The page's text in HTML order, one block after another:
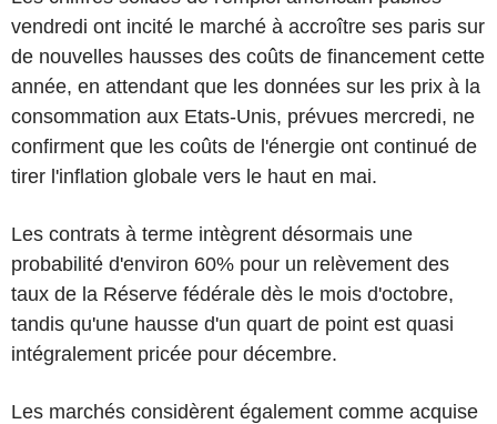
vendredi ont incité le marché à accroître ses paris sur
de nouvelles hausses des coûts de financement cette
année, en attendant que les données sur les prix à la
consommation aux Etats-Unis, prévues mercredi, ne
confirment que les coûts de l'énergie ont continué de
tirer l'inflation globale vers le haut en mai.
Les contrats à terme intègrent désormais une
probabilité d'environ 60% pour un relèvement des
taux de la Réserve fédérale dès le mois d'octobre,
tandis qu'une hausse d'un quart de point est quasi
intégralement pricée pour décembre.
Les marchés considèrent également comme acquise